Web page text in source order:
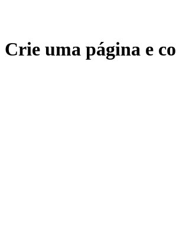
Crie uma página e